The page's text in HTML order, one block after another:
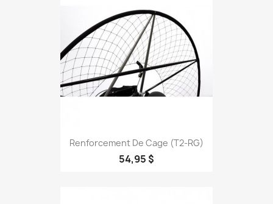
Renforcement De Cage (T2-RG)
54,95 $